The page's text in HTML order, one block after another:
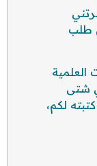
طلب
العلمية
شتى
لكم،